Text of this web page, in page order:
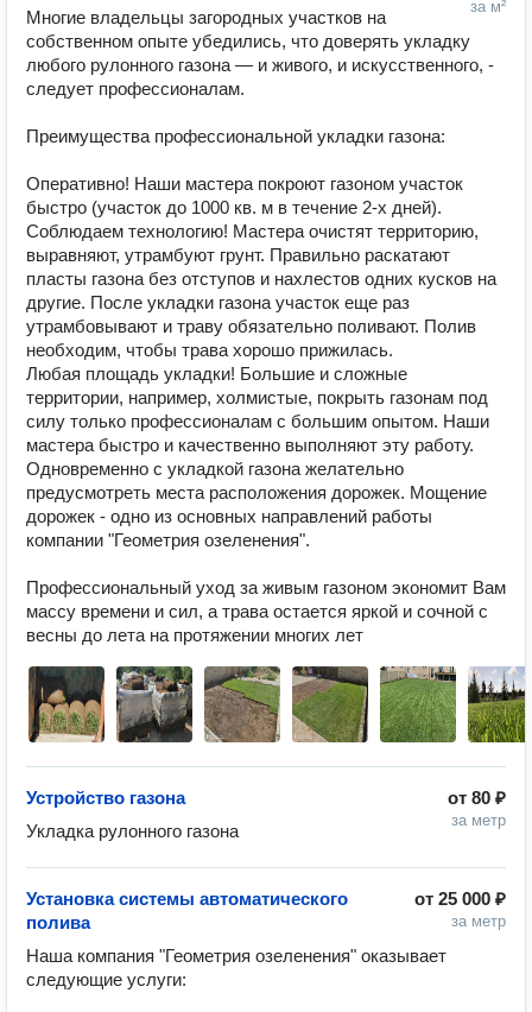
за м²
Многие владельцы загородных участков на
собственном опыте убедились, что доверять укладку
любого рулонного газона — и живого, и искусственного, -
следует профессионалам.
Преимущества профессиональной укладки газона:
Оперативно! Наши мастера покроют газоном участок
быстро (участок до 1000 кв. м в течение 2-х дней).
Соблюдаем технологию! Мастера очистят территорию,
выравняют, утрамбуют грунт. Правильно раскатают
пласты газона без отступов и нахлестов одних кусков на
другие. После укладки газона участок еще раз
утрамбовывают и траву обязательно поливают. Полив
необходим, чтобы трава хорошо прижилась.
Любая площадь укладки! Большие и сложные
территории, например, холмистые, покрыть газонам под
силу только профессионалам с большим опытом. Наши
мастера быстро и качественно выполняют эту работу.
Одновременно с укладкой газона желательно
предусмотреть места расположения дорожек. Мощение
дорожек - одно из основных направлений работы
компании "Геометрия озеленения".
Профессиональный уход за живым газоном экономит Вам
массу времени и сил, а трава остается яркой и сочной с
весны до лета на протяжении многих лет
от 80 ₽
за метр
Устройство газона
Укладка рулонного газона
от 25 000 ₽
за метр
Установка системы автоматического
полива
Наша компания "Геометрия озеленения" оказывает
следующие услуги: